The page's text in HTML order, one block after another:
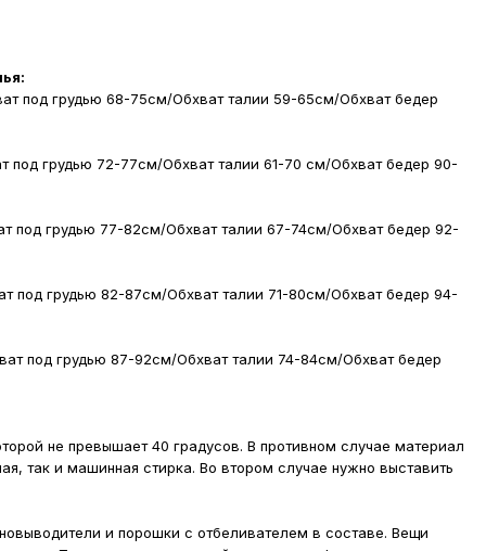
под грудью 68-75см/Обхват талии 59-65см/Обхват бедер
под грудью 72-77см/Обхват талии 61-70 см/Обхват бедер 90-
под грудью 77-82см/Обхват талии 67-74см/Обхват бедер 92-
под грудью 82-87см/Обхват талии 71-80см/Обхват бедер 94-
под грудью 87-92см/Обхват талии 74-84см/Обхват бедер
не превышает 40 градусов. В противном случае материал
так и машинная стирка. Во втором случае нужно выставить
и порошки с отбеливателем в составе. Вещи